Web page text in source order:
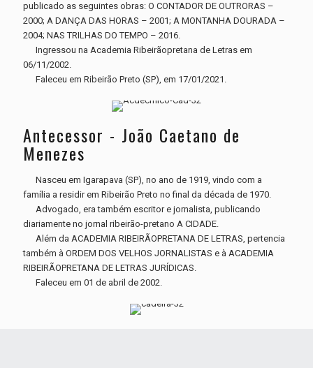
publicado as seguintes obras: O CONTADOR DE OUTRORAS –
2000; A DANÇA DAS HORAS – 2001; A MONTANHA DOURADA –
2004; NAS TRILHAS DO TEMPO – 2016.
Ingressou na Academia Ribeirãopretana de Letras em
06/11/2002.
Faleceu em Ribeirão Preto (SP), em 17/01/2021.
Antecessor - João Caetano de
Menezes
Nasceu em Igarapava (SP), no ano de 1919, vindo com a
família a residir em Ribeirão Preto no final da década de 1970.
Advogado, era também escritor e jornalista, publicando
diariamente no jornal ribeirão-pretano A CIDADE.
Além da ACADEMIA RIBEIRÃOPRETANA DE LETRAS, pertencia
também à ORDEM DOS VELHOS JORNALISTAS e à ACADEMIA
RIBEIRÃOPRETANA DE LETRAS JURÍDICAS.
Faleceu em 01 de abril de 2002.